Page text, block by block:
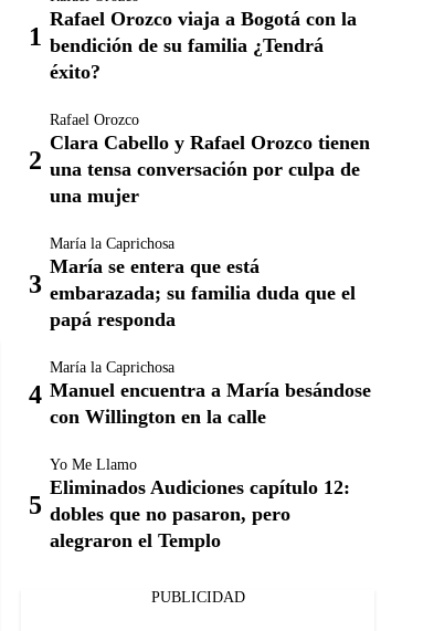
Rafael Orozco viaja a Bogotá con la
bendición de su familia ¿Tendrá
éxito?
Rafael Orozco
Clara Cabello y Rafael Orozco tienen
una tensa conversación por culpa de
una mujer
María la Caprichosa
María se entera que está
embarazada; su familia duda que el
papá responda
María la Caprichosa
Manuel encuentra a María besándose
con Willington en la calle
Yo Me Llamo
Eliminados Audiciones capítulo 12:
dobles que no pasaron, pero
alegraron el Templo
PUBLICIDAD